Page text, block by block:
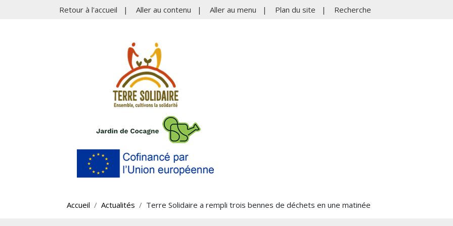
Retour à l'accueil | Aller au contenu | Aller au menu | Plan du site | Recherche
Accueil Actualités Terre Solidaire a rempli trois bennes de déchets en une matinée